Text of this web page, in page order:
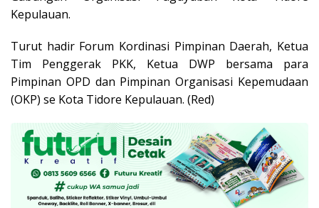
Kepulauan.
Turut hadir Forum Kordinasi Pimpinan Daerah, Ketua
Tim Penggerak PKK, Ketua DWP bersama para
Pimpinan OPD dan Pimpinan Organisasi Kepemudaan
(OKP) se Kota Tidore Kepulauan. (Red)